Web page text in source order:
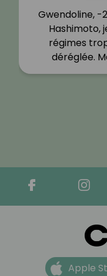
Gwendoline, -
Hashimoto,
régimes
déréglée.
Apple